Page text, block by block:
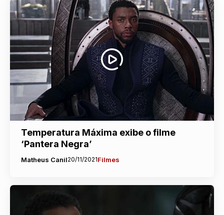
Temperatura Máxima exibe o filme
‘Pantera Negra’
Matheus Canil20/11/2021Filmes